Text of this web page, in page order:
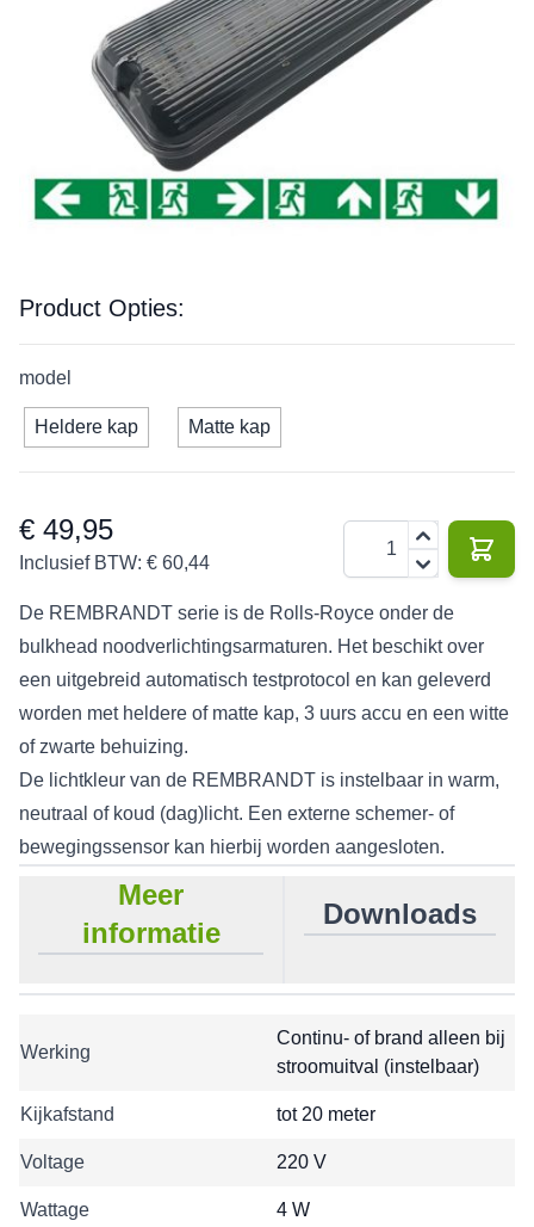
Met heldere of matte kap. Autonomie van 3
uur. Inclusief pictogrammenserie voor
vluchtwegaanduiding.Met uitgebreide autotest functie..
tot 20
meter
220 V 4 W 226 lm 3 jaar
Product Opties:
model
Heldere kap Matte kap
€ 49,95
Inclusief BTW: € 60,44
De REMBRANDT serie is de Rolls-Royce onder de
bulkhead noodverlichtingsarmaturen. Het beschikt over
een uitgebreid automatisch testprotocol en kan geleverd
worden met heldere of matte kap, 3 uurs accu en een witte
of zwarte behuizing.
De lichtkleur van de REMBRANDT is instelbaar in warm,
neutraal of koud (dag)licht. Een externe schemer- of
bewegingssensor kan hierbij worden aangesloten.
Meer
informatie
Downloads
Werking
Continu- of brand alleen bij
stroomuitval (instelbaar)
Kijkafstand tot 20 meter
Voltage 220 V
Wattage 4 W